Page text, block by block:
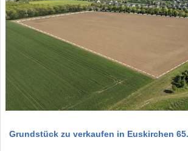
Grundstück zu verkaufen in Euskirchen